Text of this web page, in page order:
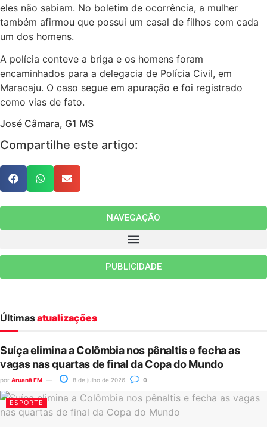
eles não sabiam. No boletim de ocorrência, a mulher
também afirmou que possui um casal de filhos com cada
um dos homens.
A polícia conteve a briga e os homens foram
encaminhados para a delegacia de Polícia Civil, em
Maracaju. O caso segue em apuração e foi registrado
como vias de fato.
José Câmara, G1 MS
Compartilhe este artigo:
NAVEGAÇÃO
PUBLICIDADE
Últimasatualizações
Suíça elimina a Colômbia nos pênaltis e fecha as
vagas nas quartas de final da Copa do Mundo
por Aruanã FM 8 de julho de 2026 0
ESPORTE